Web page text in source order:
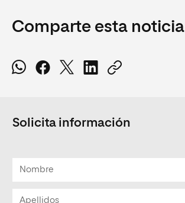
Comparte esta noticia
Solicita información